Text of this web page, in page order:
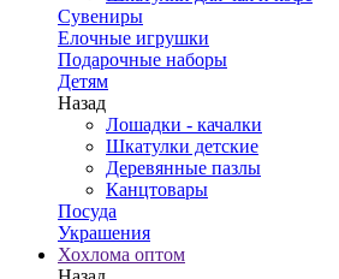
Сувениры
Елочные игрушки
Подарочные наборы
Детям
Назад
Лошадки - качалки
Шкатулки детские
Деревянные пазлы
Канцтовары
Посуда
Украшения
Хохлома оптом